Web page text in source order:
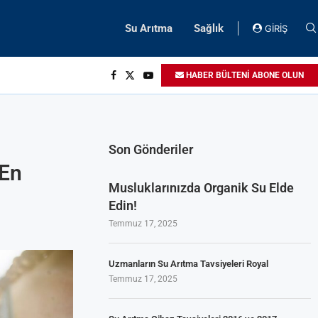
Su Arıtma Sağlık GİRİŞ
HABER BÜLTENİ ABONE OLUN
Son Gönderiler
Musluklarınızda Organik Su Elde
Edin!
Temmuz 17, 2025
Uzmanların Su Arıtma Tavsiyeleri Royal
Temmuz 17, 2025